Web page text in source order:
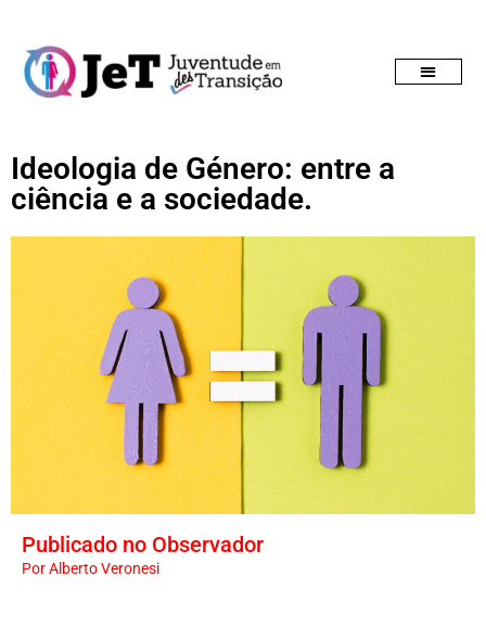
Ideologia de Género: entre a
ciência e a sociedade.
Publicado no Observador
PorAlberto Veronesi